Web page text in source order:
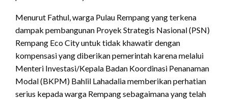
Menurut Fathul, warga Pulau Rempang yang terkena
dampak pembangunan Proyek Strategis Nasional (PSN)
Rempang Eco City untuk tidak khawatir dengan
kompensasi yang diberikan pemerintah karena melalui
Menteri Investasi/Kepala Badan Koordinasi Penanaman
Modal (BKPM) Bahlil Lahadalia memberikan perhatian
serius kepada warga Rempang sebagaimana yang telah